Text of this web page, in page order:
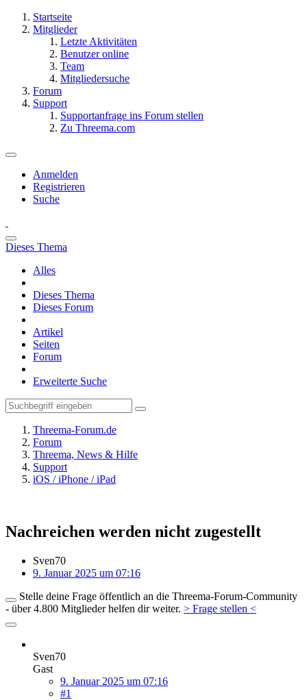
Startseite
Mitglieder
Letzte Aktivitäten
Benutzer online
Team
Mitgliedersuche
Forum
Support
Supportanfrage ins Forum stellen
Zu Threema.com
Anmelden
Registrieren
Suche
Dieses Thema
Alles
Dieses Thema
Dieses Forum
Artikel
Seiten
Forum
Erweiterte Suche
Threema-Forum.de
Forum
Threema, News & Hilfe
Support
iOS / iPhone / iPad
Nachreichen werden nicht zugestellt
Sven70
9. Januar 2025 um 07:16
Stelle deine Frage öffentlich an die Threema-Forum-Community
- über 4.800 Mitglieder helfen dir weiter. > Frage stellen <
Sven70
Gast
9. Januar 2025 um 07:16
#1